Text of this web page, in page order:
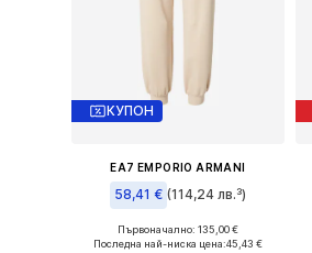
КУПОН
EA7 EMPORIO ARMANI
58,41 € (114,24 лв.³)
Налични размери: 36, 38, 40, 42
Първоначално: 135,00 €
Последна най-ниска цена:45,43 €